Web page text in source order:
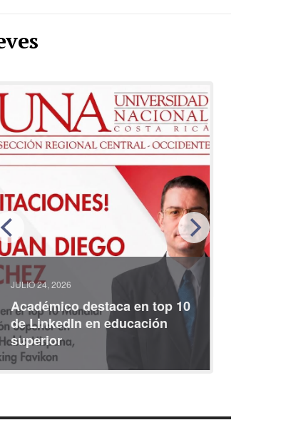
JULIO 24, 2026
Académico destaca en top 10
de LinkedIn en educación
superior